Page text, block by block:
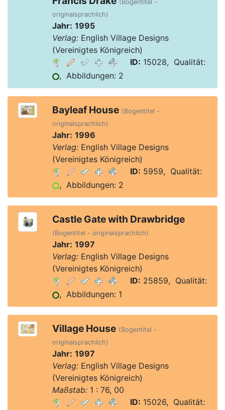
(Bogentitel -
originalsprachlich)
Jahr: 1995
Verlag:English Village Designs
(Vereinigtes Königreich)
ID: 15028, Qualität:
, Abbildungen: 2
Bayleaf House (Bogentitel -
originalsprachlich)
Jahr: 1996
Verlag:English Village Designs
(Vereinigtes Königreich)
ID: 5959, Qualität:
, Abbildungen: 2
Castle Gate with Drawbridge
(Bogentitel - originalsprachlich)
Jahr: 1997
Verlag:English Village Designs
(Vereinigtes Königreich)
ID: 25859, Qualität:
, Abbildungen: 1
Village House (Bogentitel -
originalsprachlich)
Jahr: 1997
Verlag:English Village Designs
(Vereinigtes Königreich)
Maßstab:1 : 76, 00
ID: 15026, Qualität: